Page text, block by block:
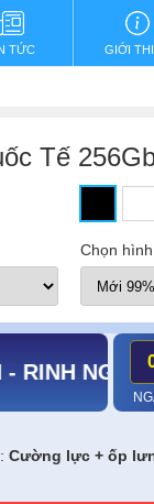
TỨC GIỚI
Tế
Chọn
QUÀ
: Cường lực + ốp